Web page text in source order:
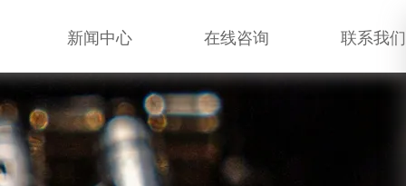
新闻中心 在线咨询 联系我们